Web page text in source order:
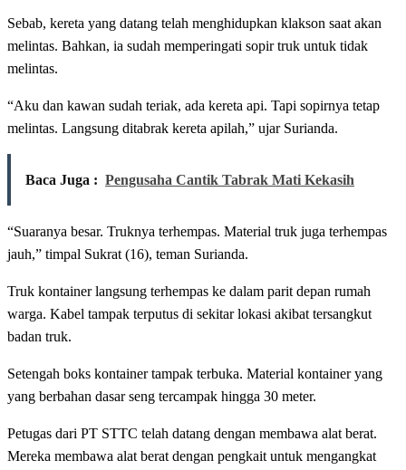
Sebab, kereta yang datang telah menghidupkan klakson saat akan
melintas. Bahkan, ia sudah memperingati sopir truk untuk tidak
melintas.
“Aku dan kawan sudah teriak, ada kereta api. Tapi sopirnya tetap
melintas. Langsung ditabrak kereta apilah,” ujar Surianda.
Baca Juga : Pengusaha Cantik Tabrak Mati Kekasih
“Suaranya besar. Truknya terhempas. Material truk juga terhempas
jauh,” timpal Sukrat (16), teman Surianda.
Truk kontainer langsung terhempas ke dalam parit depan rumah
warga. Kabel tampak terputus di sekitar lokasi akibat tersangkut
badan truk.
Setengah boks kontainer tampak terbuka. Material kontainer yang
yang berbahan dasar seng tercampak hingga 30 meter.
Petugas dari PT STTC telah datang dengan membawa alat berat.
Mereka membawa alat berat dengan pengkait untuk mengangkat